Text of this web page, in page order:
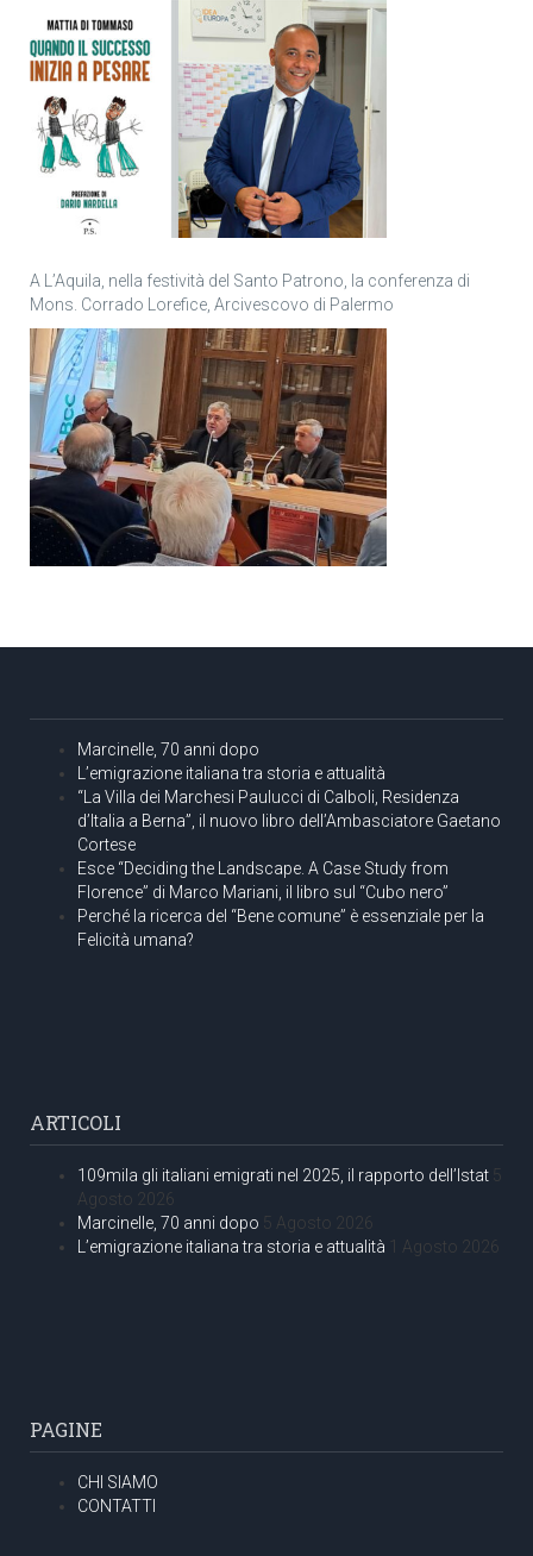
A L’Aquila, nella festività del Santo Patrono, la conferenza di
Mons. Corrado Lorefice, Arcivescovo di Palermo
Marcinelle, 70 anni dopo
L’emigrazione italiana tra storia e attualità
“La Villa dei Marchesi Paulucci di Calboli, Residenza
d’Italia a Berna”, il nuovo libro dell’Ambasciatore Gaetano
Cortese
Esce “Deciding the Landscape. A Case Study from
Florence” di Marco Mariani, il libro sul “Cubo nero”
Perché la ricerca del “Bene comune” è essenziale per la
Felicità umana?
ARTICOLI
109mila gli italiani emigrati nel 2025, il rapporto dell’Istat 5
Agosto 2026
Marcinelle, 70 anni dopo 5 Agosto 2026
L’emigrazione italiana tra storia e attualità 1 Agosto 2026
PAGINE
CHI SIAMO
CONTATTI